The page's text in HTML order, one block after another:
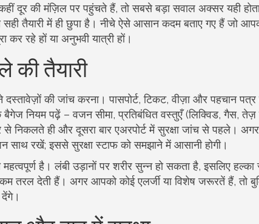
दूर की मंज़िल पर पहुंचते हैं, तो सबसे बड़ा सवाल अक्सर यही
तैयारी में ही छुपा है। नीचे ऐसे आसान कदम बताए गए हैं जो
कर रहे हों या अनुभवी यात्री हों।
की तैयारी
की जांच करना। पासपोर्ट, टिकट, वीज़ा और पहचान
नियम पढ़ें – वजन सीमा, प्रतिबंधित वस्तुएँ (लिक्विड, गैस,
से निकलते ही और दूसरा बार एअरपोर्ट में सुरक्षा जांच से पहले।
साथ रखें; इससे सुरक्षा स्टाफ को समझाने में आसानी होगी।
महत्वपूर्ण है। लंबी उड़ानों पर शरीर सुन्न हो सकता है, इसलिए
तरल देती हैं। अगर आपको कोई एलर्जी या विशेष जरूरतें हैं, तो